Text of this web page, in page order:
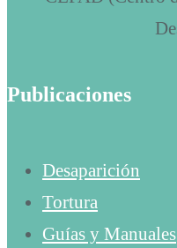
Publicaciones
Desaparición
Tortura
Guías y Manuales